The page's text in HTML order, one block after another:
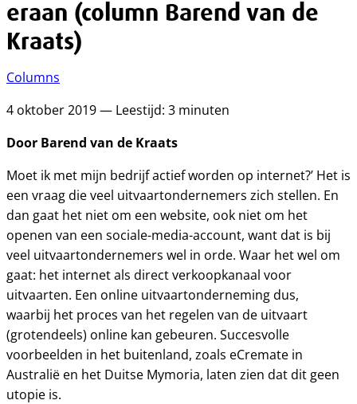
eraan (column Barend van de
Kraats)
Columns
4 oktober 2019 — Leestijd: 3 minuten
Door Barend van de Kraats
Moet ik met mijn bedrijf actief worden op internet?’ Het is
een vraag die veel uitvaartondernemers zich stellen. En
dan gaat het niet om een website, ook niet om het
openen van een sociale-media-account, want dat is bij
veel uitvaartondernemers wel in orde. Waar het wel om
gaat: het internet als direct verkoopkanaal voor
uitvaarten. Een online uitvaartonderneming dus,
waarbij het proces van het regelen van de uitvaart
(grotendeels) online kan gebeuren. Succesvolle
voorbeelden in het buitenland, zoals eCremate in
Australië en het Duitse Mymoria, laten zien dat dit geen
utopie is.